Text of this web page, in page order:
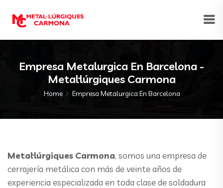
Empresa Metalurgica En Barcelona -
Metal·lúrgiques Carmona
Home Empresa Metalurgica En Barcelona
Metal·lúrgiques Carmona, somos una empresa de
cerrajería metálica con más de veinte años de
experiencia especializada en toda clase de soldadura